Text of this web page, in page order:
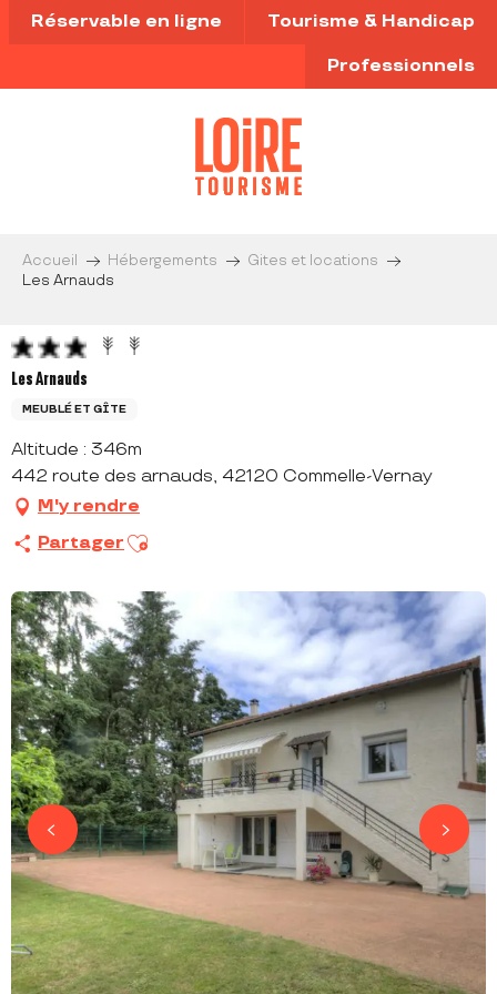
Aller
au
principal
Réservable en ligne Tourisme & Handicap
Professionnels
Accueil Hébergements
Gites et locations
Les Arnauds
Les Arnauds
MEUBLÉ ET GÎTE
Altitude : 346m
442 route des arnauds, 42120 Commelle-Vernay
M'y rendre
Partager Ajouter aux favoris